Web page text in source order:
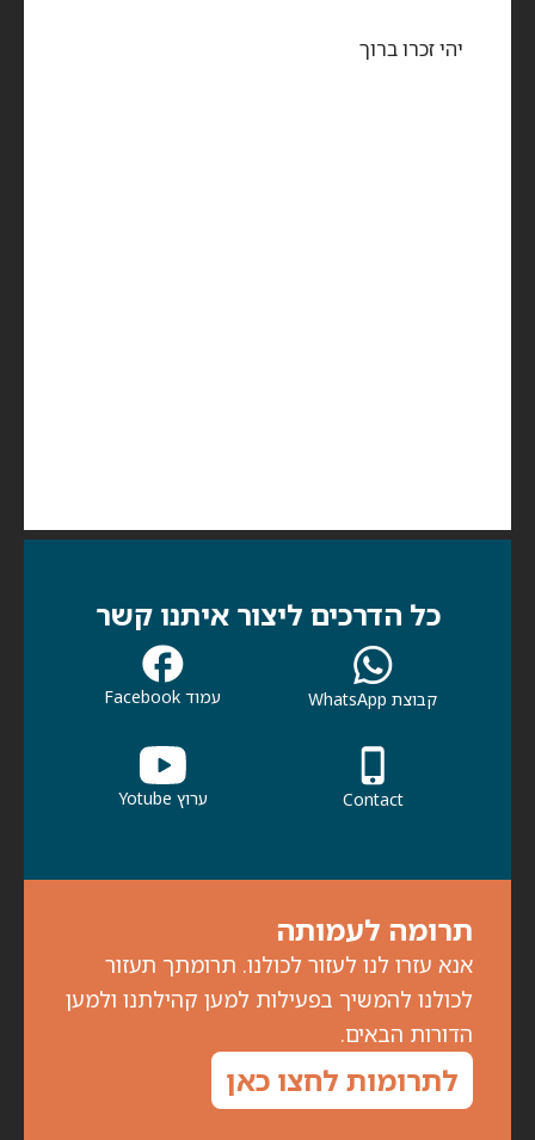
יהי זכרו ברוך
תרומה לעמותה
אנא עזרו לנו לעזור לכולנו. תרומתך תעזור
לכולנו להמשיך בפעילות למען קהילתנו ולמען
הדורות הבאים.
לתרומות לחצו כאן
כל הדרכים ליצור איתנו קשר
קבוצת WhatsApp עמוד Facebook
Contact ערוץ Yotube